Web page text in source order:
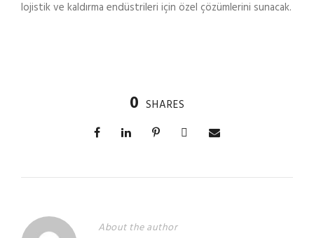
lojistik ve kaldırma endüstrileri için özel çözümlerini sunacak.
0 SHARES
About the author